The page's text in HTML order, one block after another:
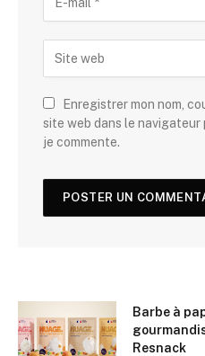
Enregistrer mon nom,
site web dans le navigateur
je commente.
Barbe à
Resnack